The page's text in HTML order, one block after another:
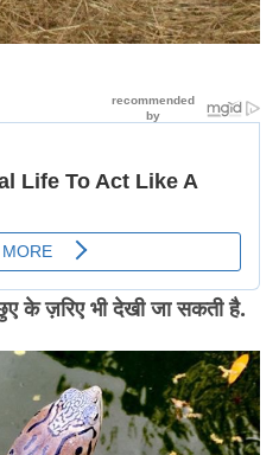
के ज़रिए भी देखी जा सकती है.